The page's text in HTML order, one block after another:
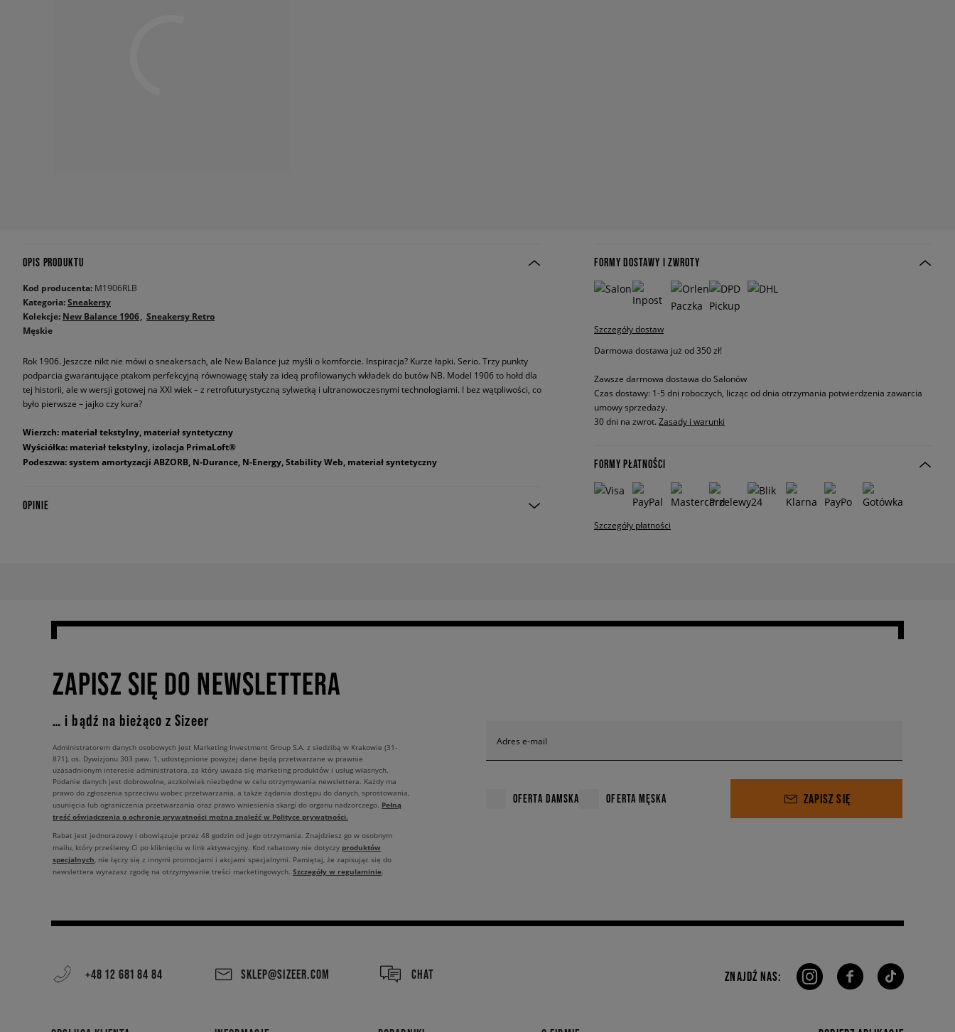
OPIS PRODUKTU
Kod producenta: M1906RLB
Kategoria:Sneakersy
Kolekcje: New Balance 1906 Sneakersy Retro
Męskie
Rok 1906. Jeszcze nikt nie mówi o sneakersach, ale New Balance już myśli o komforcie. Inspiracja? Kurze łapki. Serio. Trzy punkty
podparcia gwarantujące ptakom perfekcyjną równowagę stały za ideą profilowanych wkładek do butów NB. Model 1906 to hołd dla
tej historii, ale w wersji gotowej na XXI wiek – z retrofuturystyczną sylwetką i ultranowoczesnymi technologiami. I bez wątpliwości, co
było pierwsze – jajko czy kura?
Wierzch: materiał tekstylny, materiał syntetyczny
Wyściółka: materiał tekstylny, izolacja PrimaLoft®
Podeszwa: system amortyzacji ABZORB, N-Durance, N-Energy, Stability Web, materiał syntetyczny
OPINIE
FORMY DOSTAWY I ZWROTY
Szczegóły dostaw
Darmowa dostawa już od 350 zł!
Zawsze darmowa dostawa do Salonów
Czas dostawy: 1-5 dni roboczych, licząc od dnia otrzymania potwierdzenia zawarcia
umowy sprzedaży.
30 dni na zwrot. Zasady i warunki
FORMY PŁATNOŚCI
Szczegóły płatności
ZAPISZ SIĘ DO NEWSLETTERA
… i bądź na bieżąco z Sizeer
Adres e-mail
OFERTA DAMSKA OFERTA MĘSKA ZAPISZ SIĘ
Administratorem danych osobowych jest Marketing Investment Group S.A. z siedzibą w Krakowie (31-
871), os. Dywizjonu 303 paw. 1, udostępnione powyżej dane będą przetwarzane w prawnie
uzasadnionym interesie administratora, za który uważa się marketing produktów i usług własnych.
Podanie danych jest dobrowolne, aczkolwiek niezbędne w celu otrzymywania newslettera. Każdy ma
prawo do zgłoszenia sprzeciwu wobec przetwarzania, a także żądania dostępu do danych, sprostowania,
usunięcia lub ograniczenia przetwarzania oraz prawo wniesienia skargi do organu nadzorczego. Pełną
treść oświadczenia o ochronie prywatności można znaleźć w Polityce prywatności.
Rabat jest jednorazowy i obowiązuje przez 48 godzin od jego otrzymania. Znajdziesz go w osobnym
mailu, który prześlemy Ci po kliknięciu w link aktywacyjny. Kod rabatowy nie dotyczy produktów
specjalnych, nie łączy się z innymi promocjami i akcjami specjalnymi. Pamiętaj, że zapisując się do
newslettera wyrażasz zgodę na otrzymywanie treści marketingowych. Szczegóły w regulaminie.
+48 12 681 84 84 SKLEP@SIZEER.COM CHAT ZNAJDŹ NAS: